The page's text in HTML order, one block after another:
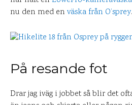
nu den med en väska från O’sprey.
På resande fot
Drar jag iväg i jobbet så blir det